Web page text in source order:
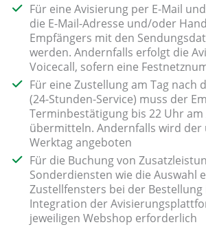
Für eine Avisierung per E-Mail
die E-Mail-Adresse und/oder
Empfängers mit den
werden. Andernfalls erfolgt die
Voicecall, sofern eine
Für eine Zustellung am Tag nach
(24-Stunden-Service) muss der
Terminbestätigung bis 22 Uhr am
übermitteln. Andernfalls wird der
Werktag angeboten
Für die Buchung von
Sonderdiensten wie die Auswahl
Zustellfensters bei der Bestellung
Integration der
jeweiligen Webshop erforderlich